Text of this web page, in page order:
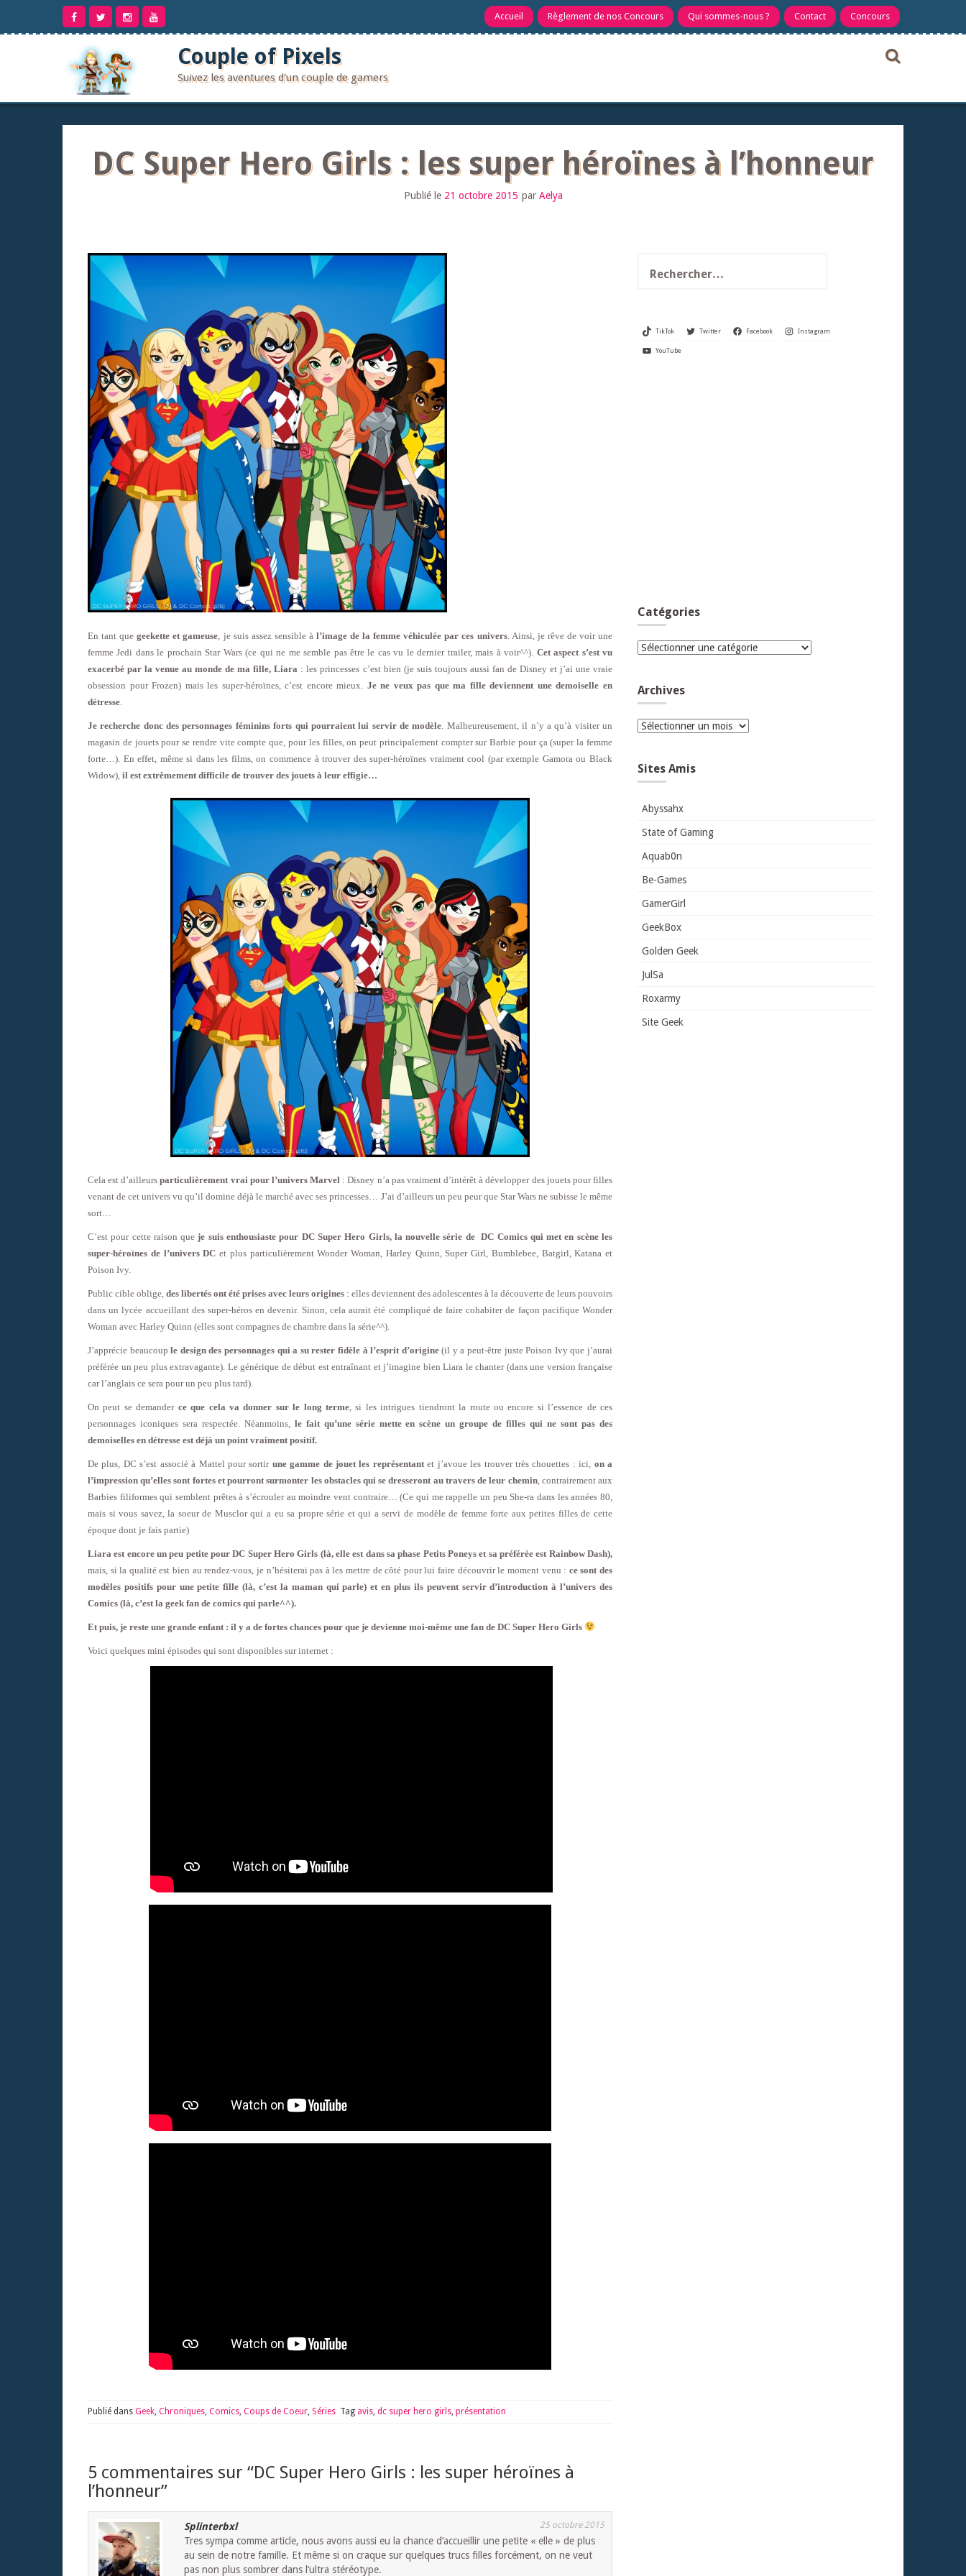
contenu
Accueil Règlement de nos Concours Qui sommes-nous ? Contact Concours
Couple of Pixels
Suivez les aventures d'un couple de gamers
DC Super Hero Girls : les super héroïnes à l’honneur
Publié le 21 octobre 2015 par Aelya
En tant que geekette et gameuse, je suis assez sensible à l’image de la femme véhiculée par ces univers. Ainsi, je rêve de voir une
femme Jedi dans le prochain Star Wars (ce qui ne me semble pas être le cas vu le dernier trailer, mais à voir^^). Cet aspect s’est vu
exacerbé par la venue au monde de ma fille, Liara : les princesses c’est bien (je suis toujours aussi fan de Disney et j’ai une vraie
obsession pour Frozen) mais les super-héroïnes, c’est encore mieux. Je ne veux pas que ma fille deviennent une demoiselle en
détresse.
Je recherche donc des personnages féminins forts qui pourraient lui servir de modèle. Malheureusement, il n’y a qu’à visiter un
magasin de jouets pour se rendre vite compte que, pour les filles, on peut principalement compter sur Barbie pour ça (super la femme
forte…). En effet, même si dans les films, on commence à trouver des super-héroïnes vraiment cool (par exemple Gamora ou Black
Widow), il est extrêmement difficile de trouver des jouets à leur effigie…
Cela est d’ailleursparticulièrement vrai pour l’univers Marvel : Disney n’a pas vraiment d’intérêt à développer des jouets pour filles
venant de cet univers vu qu’il domine déjà le marché avec ses princesses… J’ai d’ailleurs un peu peur que Star Wars ne subisse le même
sort…
C’est pour cette raison queje suis enthousiaste pour DC Super Hero Girls, la nouvelle série de DC Comics qui met en scène les
super-héroïnes de l’univers DC et plus particulièrement Wonder Woman, Harley Quinn, Super Girl, Bumblebee, Batgirl, Katana et
Poison Ivy.
Public cible oblige, des libertés ont été prises avec leurs origines : elles deviennent des adolescentes à la découverte de leurs pouvoirs
dans un lycée accueillant des super-héros en devenir. Sinon, cela aurait été compliqué de faire cohabiter de façon pacifique Wonder
Woman avec Harley Quinn (elles sont compagnes de chambre dans la série^^).
J’apprécie beaucouple design des personnages qui a su rester fidèle à l’esprit d’origine(il y a peut-être juste Poison Ivy que j’aurai
préférée un peu plus extravagante). Le générique de début est entraînant et j’imagine bien Liara le chanter (dans une version française
car l’anglais ce sera pour un peu plus tard).
On peut se demander ce que cela va donner sur le long terme , si les intrigues tiendront la route ou encore si l’essence de ces
personnages iconiques sera respectée. Néanmoins, le fait qu’une série mette en scène un groupe de filles qui ne sont pas des
demoiselles en détresse est déjà un point vraiment positif.
De plus, DC s’est associé à Mattel pour sortir une gamme de jouet les représentantet j’avoue les trouver très chouettes : ici, on a
l’impression qu’elles sont fortes et pourront surmonter les obstacles qui se dresseront au travers de leur chemin, contrairement aux
Barbies filiformes qui semblent prêtes à s’écrouler au moindre vent contraire… (Ce qui me rappelle un peu She-ra dans les années 80,
mais si vous savez, la soeur de Musclor qui a eu sa propre série et qui a servi de modèle de femme forte aux petites filles de cette
époque dont je fais partie)
Liara est encore un peu petite pour DC Super Hero Girls (là, elle est dans sa phase Petits Poneys et sa préférée est Rainbow Dash),
mais, si la qualité est bien au rendez-vous, je n’hésiterai pas à les mettre de côté pour lui faire découvrir le moment venu : ce sont des
modèles positifs pour une petite fille (là, c’est la maman qui parle) et en plus ils peuvent servir d’introduction à l’univers des
Comics (là, c’est la geek fan de comics qui parle^^).
Et puis, je reste une grande enfant : il y a de fortes chances pour que je devienne moi-même une fan de DC Super Hero Girls
Voici quelques mini épisodes qui sont disponibles sur internet :
Publié dans Geek Chroniques Comics Coups de Coeur Séries Tag avis dc super hero girls présentation
5 commentaires sur “DC Super Hero Girls : les super héroïnes à
l’honneur”
Splinterbxl 25 octobre 2015
Tres sympa comme article, nous avons aussi eu la chance d’accueillir une petite « elle » de plus
au sein de notre famille. Et même si on craque sur quelques trucs filles forcément, on ne veut
pas non plus sombrer dans l’ultra stéréotype.
TikTok Twitter Facebook Instagram
YouTube
Catégories
Catégories
Archives
Archives
Sites Amis
Abyssahx
State of Gaming
Aquab0n
Be-Games
GamerGirl
GeekBox
Golden Geek
JulSa
Roxarmy
Site Geek